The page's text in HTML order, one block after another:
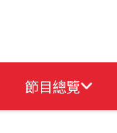
節目總覽